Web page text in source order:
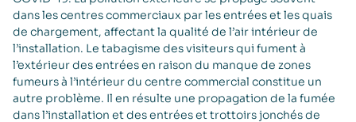
dans les centres commerciaux par les entrées et les quais
de chargement, affectant la qualité de l’air intérieur de
l’installation. Le tabagisme des visiteurs qui fument à
l’extérieur des entrées en raison du manque de zones
fumeurs à l’intérieur du centre commercial constitue un
autre problème. Il en résulte une propagation de la fumée
dans l’installation et des entrées et trottoirs jonchés de